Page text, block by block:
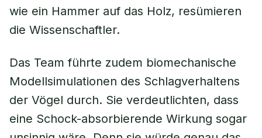
wie ein Hammer auf das Holz, resümieren
die Wissenschaftler.
Das Team führte zudem biomechanische
Modellsimulationen des Schlagverhaltens
der Vögel durch. Sie verdeutlichten, dass
eine Schock-absorbierende Wirkung sogar